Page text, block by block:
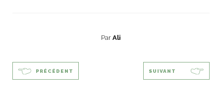
Par Ali
PRÉCÉDENT SUIVANT